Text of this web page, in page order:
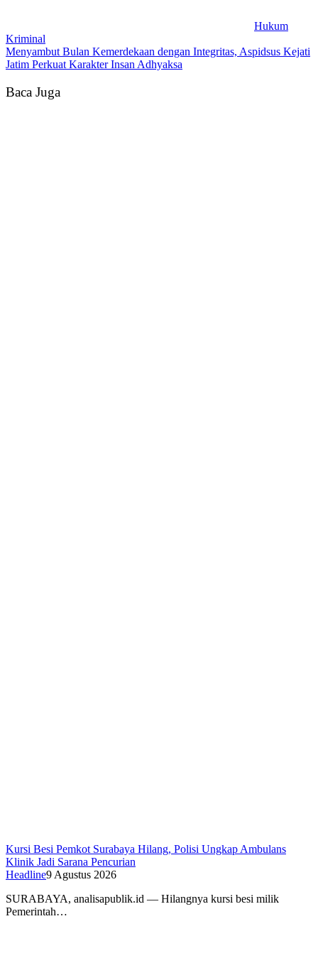
Hukum
Kriminal
Menyambut Bulan Kemerdekaan dengan Integritas, Aspidsus Kejati
Jatim Perkuat Karakter Insan Adhyaksa
Baca Juga
Kursi Besi Pemkot Surabaya Hilang, Polisi Ungkap Ambulans
Klinik Jadi Sarana Pencurian
Headline9 Agustus 2026
SURABAYA, analisapublik.id — Hilangnya kursi besi milik
Pemerintah…